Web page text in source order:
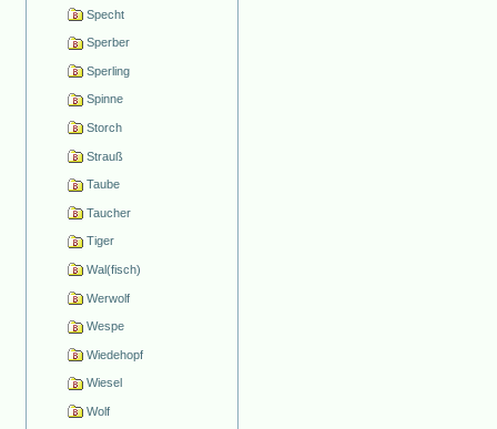
Specht
Sperber
Sperling
Spinne
Storch
Strauß
Taube
Taucher
Tiger
Wal(fisch)
Werwolf
Wespe
Wiedehopf
Wiesel
Wolf